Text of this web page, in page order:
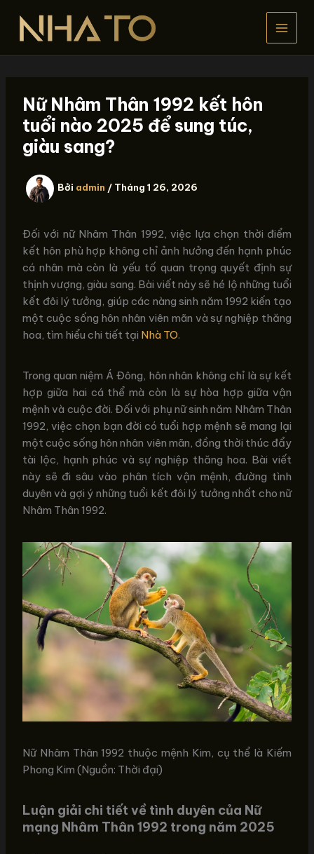
dung
Nữ Nhâm Thân 1992 kết hôn
tuổi nào 2025 để sung túc,
giàu sang?
Bởi admin / Tháng 1 26, 2026
Đối với nữ Nhâm Thân 1992, việc lựa chọn thời điểm
kết hôn phù hợp không chỉ ảnh hưởng đến hạnh phúc
cá nhân mà còn là yếu tố quan trọng quyết định sự
thịnh vượng, giàu sang. Bài viết này sẽ hé lộ những tuổi
kết đôi lý tưởng, giúp các nàng sinh năm 1992 kiến tạo
một cuộc sống hôn nhân viên mãn và sự nghiệp thăng
hoa, tìm hiểu chi tiết tại Nhà TO.
Trong quan niệm Á Đông, hôn nhân không chỉ là sự kết
hợp giữa hai cá thể mà còn là sự hòa hợp giữa vận
mệnh và cuộc đời. Đối với phụ nữ sinh năm Nhâm Thân
1992, việc chọn bạn đời có tuổi hợp mệnh sẽ mang lại
một cuộc sống hôn nhân viên mãn, đồng thời thúc đẩy
tài lộc, hạnh phúc và sự nghiệp thăng hoa. Bài viết
này sẽ đi sâu vào phân tích vận mệnh, đường tình
duyên và gợi ý những tuổi kết đôi lý tưởng nhất cho nữ
Nhâm Thân 1992.
Nữ Nhâm Thân 1992 thuộc mệnh Kim, cụ thể là Kiếm
Phong Kim (Nguồn: Thời đại)
Luận giải chi tiết về tình duyên của Nữ
mạng Nhâm Thân 1992 trong năm 2025